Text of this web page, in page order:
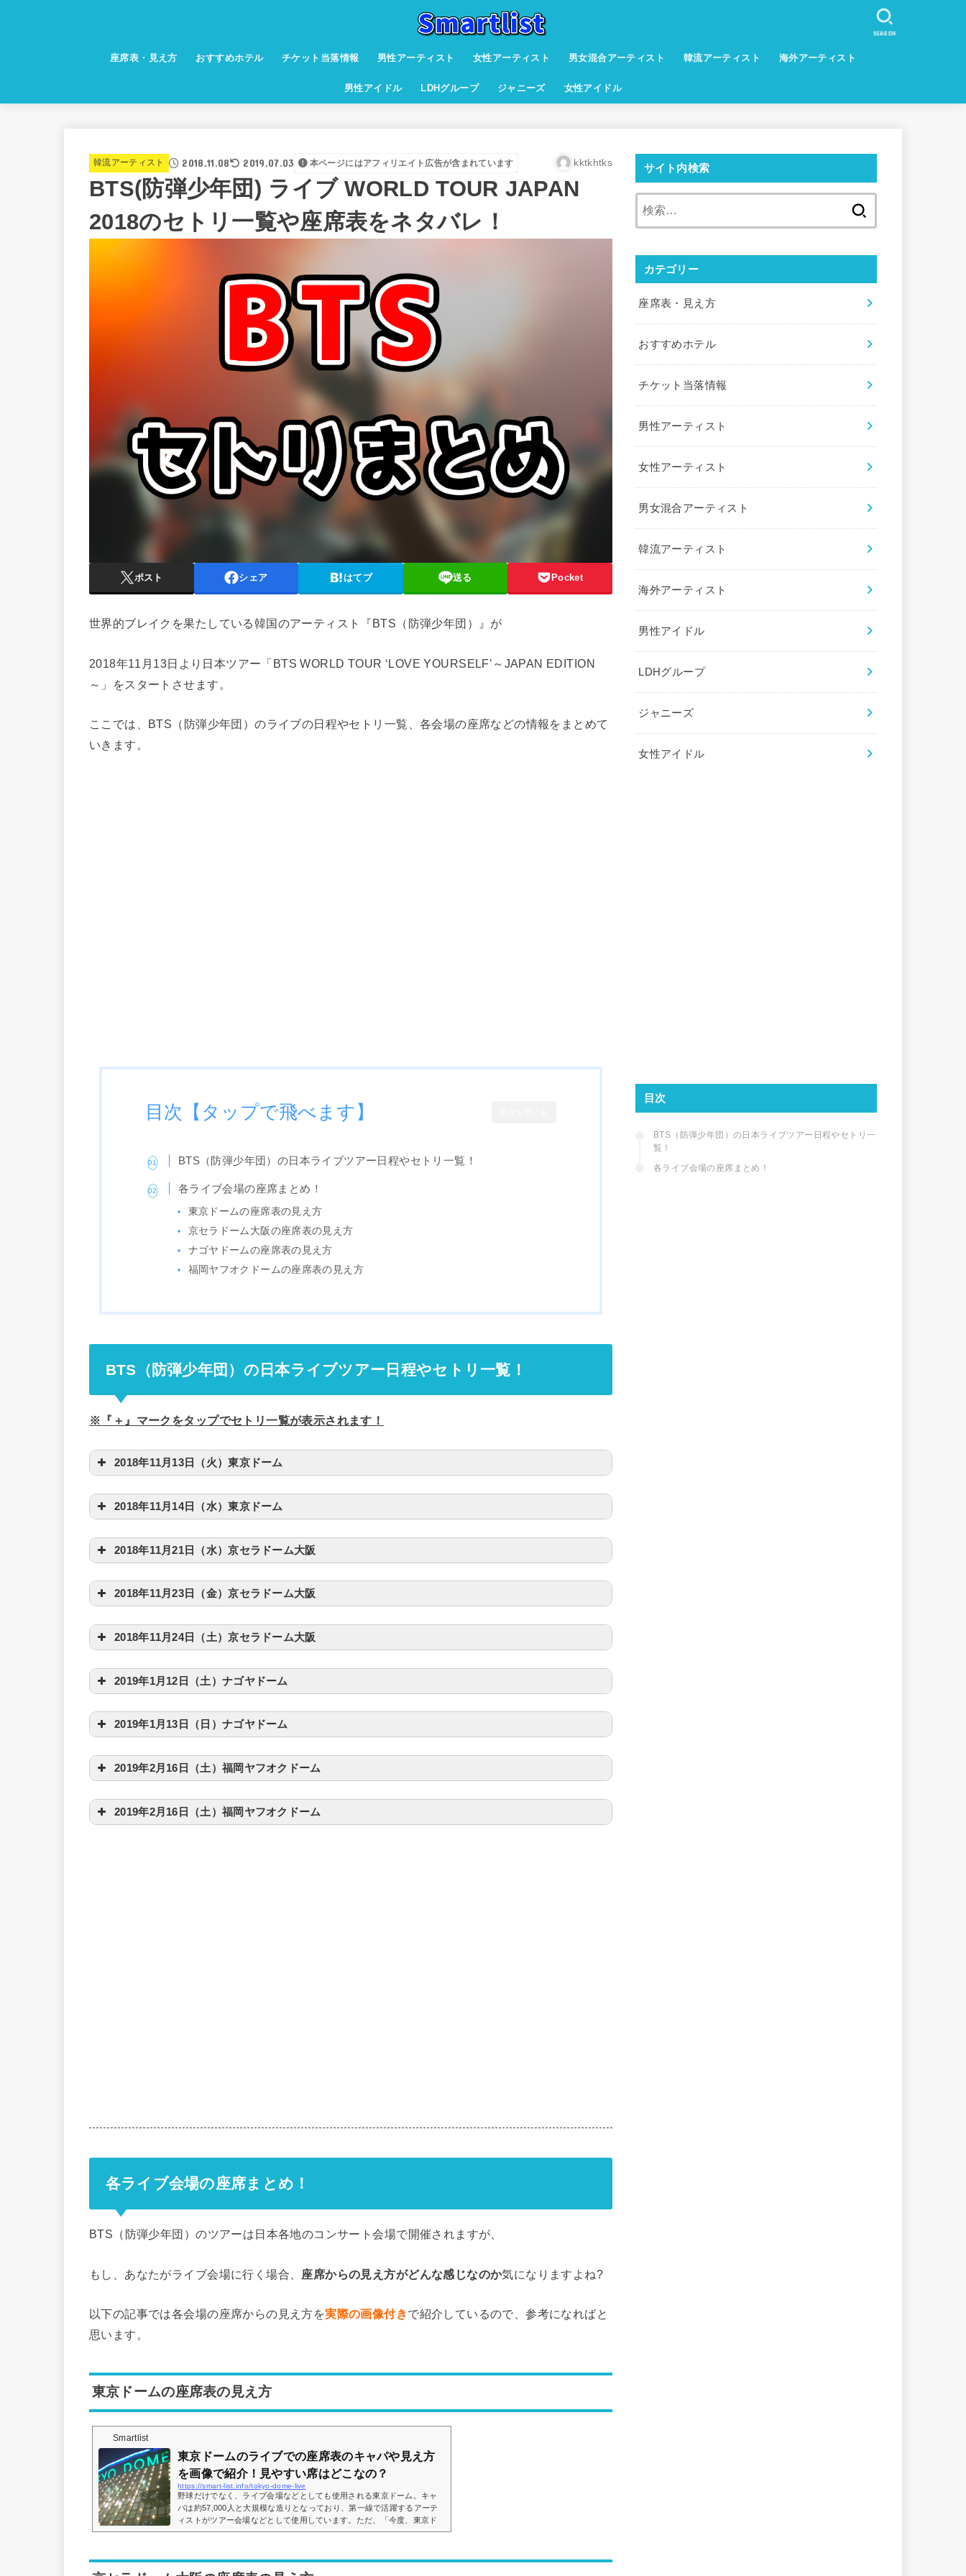
座席表・見え方 おすすめホテル チケット当落情報 男性アーティスト 女性アーティスト 男女混合アーティスト 韓流アーティスト 海外アーティスト
男性アイドル LDHグループ ジャニーズ 女性アイドル
SEARCH
韓流アーティスト 2018.11.08 2019.07.03 本ページにはアフィリエイト広告が含まれています kktkhtks
BTS(防弾少年団) ライブ WORLD TOUR JAPAN
2018のセトリ一覧や座席表をネタバレ！
ポスト シェア はてブ 送る Pocket
世界的ブレイクを果たしている韓国のアーティスト『BTS（防弾少年団）』が
2018年11月13日より日本ツアー「BTS WORLD TOUR ‘LOVE YOURSELF’～JAPAN EDITION
～」をスタートさせます。
ここでは、BTS（防弾少年団）のライブの日程やセトリ一覧、各会場の座席などの情報をまとめて
いきます。
目次【タップで飛べます】
BTS（防弾少年団）の日本ライブツアー日程やセトリ一覧！
各ライブ会場の座席まとめ！
東京ドームの座席表の見え方
京セラドーム大阪の座席表の見え方
ナゴヤドームの座席表の見え方
福岡ヤフオクドームの座席表の見え方
BTS（防弾少年団）の日本ライブツアー日程やセトリ一覧！
※『＋』マークをタップでセトリ一覧が表示されます！
2018年11月13日（火）東京ドーム
2018年11月14日（水）東京ドーム
2018年11月21日（水）京セラドーム大阪
2018年11月23日（金）京セラドーム大阪
2018年11月24日（土）京セラドーム大阪
2019年1月12日（土）ナゴヤドーム
2019年1月13日（日）ナゴヤドーム
2019年2月16日（土）福岡ヤフオクドーム
2019年2月16日（土）福岡ヤフオクドーム
各ライブ会場の座席まとめ！
BTS（防弾少年団）のツアーは日本各地のコンサート会場で開催されますが、
もし、あなたがライブ会場に行く場合、 座席からの見え方がどんな感じなのか気になりますよね?
以下の記事では各会場の座席からの見え方を実際の画像付きで紹介しているので、参考になればと
思います。
東京ドームの座席表の見え方
Smartlist
東京ドームのライブでの座席表のキャパや見え方
を画像で紹介！見やすい席はどこなの？
https://smart-list.info/tokyo-dome-live
野球だけでなく、ライブ会場などとしても使用される東京ドーム。キャ
パは約57,000人と大規模な造りとなっており、第一線で活躍するアーテ
ィストがツアー会場などとして使用しています。ただ、「今度、東京ド
ームで行われるライブに行くけど、座席からの見え方ってどうなの？」
サイト内検索
カテゴリー
座席表・見え方
おすすめホテル
チケット当落情報
男性アーティスト
女性アーティスト
男女混合アーティスト
韓流アーティスト
海外アーティスト
男性アイドル
LDHグループ
ジャニーズ
女性アイドル
目次
BTS（防弾少年団）の日本ライブツアー日程やセトリ一
覧！
各ライブ会場の座席まとめ！